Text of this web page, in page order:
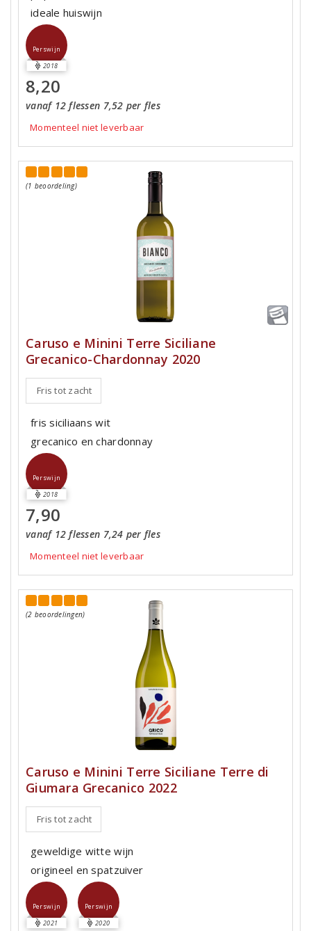
ideale huiswijn
Perswijn
2018
8,20
vanaf 12 flessen 7,52 per fles
Momenteel niet leverbaar
(1 beoordeling)
Caruso e Minini Terre Siciliane
Grecanico-Chardonnay 2020
Fris tot zacht
fris siciliaans wit
grecanico en chardonnay
Perswijn
2018
7,90
vanaf 12 flessen 7,24 per fles
Momenteel niet leverbaar
(2 beoordelingen)
Caruso e Minini Terre Siciliane Terre di
Giumara Grecanico 2022
Fris tot zacht
geweldige witte wijn
origineel en spatzuiver
Perswijn
2021
Perswijn
2020